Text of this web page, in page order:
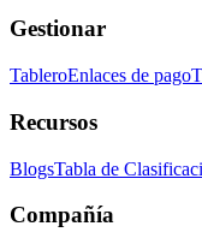
Gestionar
TableroEnlaces de pago
Recursos
BlogsTabla de
Compañía